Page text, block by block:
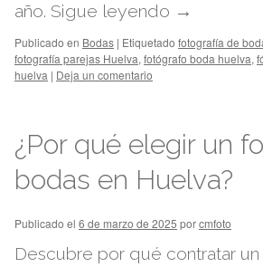
año. Sigue leyendo →
Publicado en Bodas | Etiquetado fotografía de
fotografía parejas Huelva, fotógrafo boda huelva,
huelva | Deja un comentario
¿Por qué elegir un
bodas en Huelva?
Publicado el 6 de marzo de 2025 porcmfoto
Descubre por qué contratar